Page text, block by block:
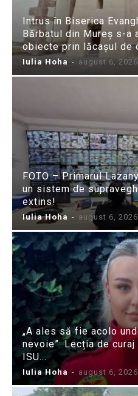
Intrus în Biserica
Bărbatul din Mureș s-a
obiecte prin lăcașul de
Iulia Hoha - august 6, 2026
FOTO – Primarul
un sistem de
extins!
Iulia Hoha - august 6, 2026
„A ales să fie acolo
nevoie”: Lecția de
ISU...
Iulia Hoha - august 6, 2026